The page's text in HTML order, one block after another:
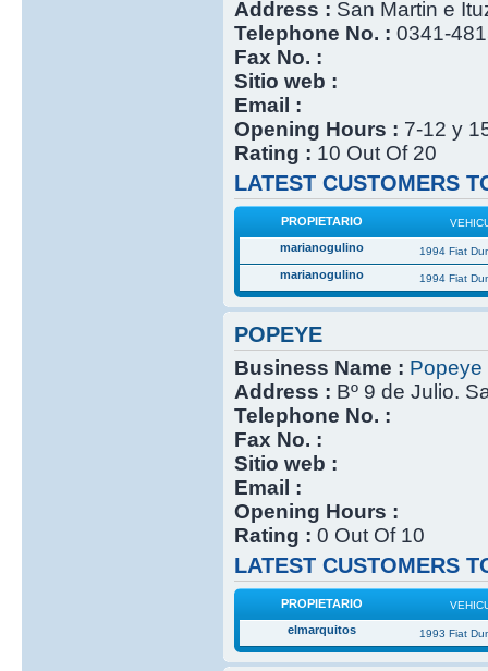
Address : San Martin e
Telephone No. : 0341-
Fax No. :
Sitio web :
Email :
Opening Hours : 7-12 y
Rating : 10 Out Of 20
LATEST CUSTOMERS
PROPIETARIO
marianogulino 1994 Fiat
marianogulino 1994 Fiat
POPEYE
Business Name : Popeye
Address : Bº 9 de Julio.
Telephone No. :
Fax No. :
Sitio web :
Email :
Opening Hours :
Rating : 0 Out Of 10
LATEST CUSTOMERS
PROPIETARIO
elmarquitos 1993 Fiat